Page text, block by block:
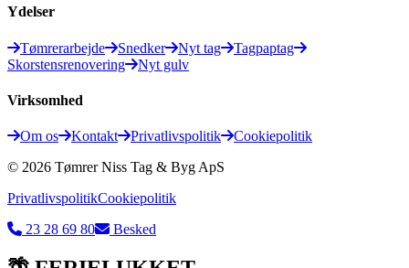
Ydelser
Tømrerarbejde Snedker Nyt tag
Tagpaptag
Skorstensrenovering
Nyt gulv
Virksomhed
Om os Kontakt Privatlivspolitik
Cookiepolitik
© 2026 Tømrer Niss Tag & Byg ApS
PrivatlivspolitikCookiepolitik
23 28 69 80
Besked